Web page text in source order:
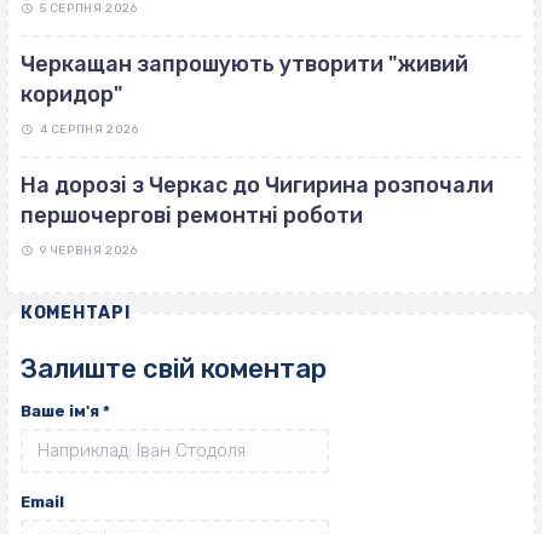
5 СЕРПНЯ 2026
Черкащан запрошують утворити "живий
коридор"
4 СЕРПНЯ 2026
На дорозі з Черкас до Чигирина розпочали
першочергові ремонтні роботи
9 ЧЕРВНЯ 2026
КОМЕНТАРІ
Залиште свій коментар
Ваше ім'я *
Email